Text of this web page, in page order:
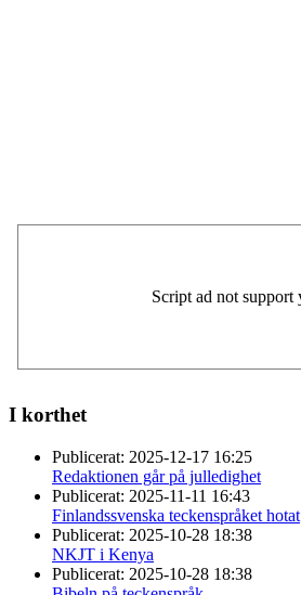
I korthet
Publicerat: 2025-12-17 16:25
Redaktionen går på julledighet
Publicerat: 2025-11-11 16:43
Finlandssvenska teckenspråket hotat
Publicerat: 2025-10-28 18:38
NKJT i Kenya
Publicerat: 2025-10-28 18:38